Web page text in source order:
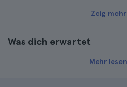
Zeig mehr
Was dich erwartet
Mehr lesen